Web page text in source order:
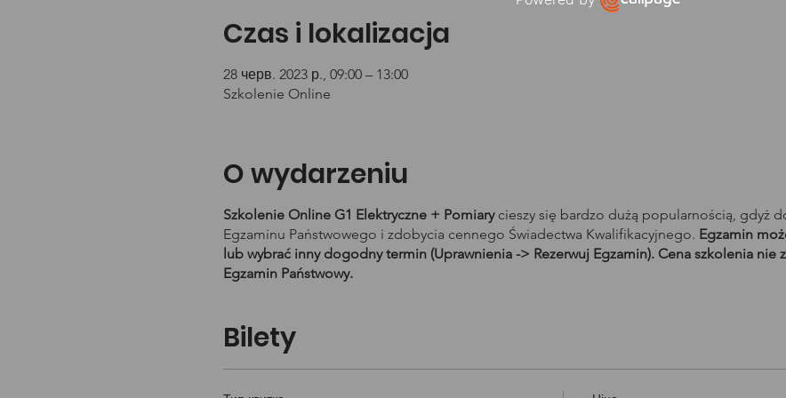
Czas i lokalizacja
28 черв. 2023 р., 09:00 – 13:00
Szkolenie Online
O wydarzeniu
Szkolenie Online G1 Elektryczne + Pomiarycieszy się bardzo dużą popularnością, gdyż
Egzaminu Państwowego i zdobycia cennego Świadectwa Kwalifikacyjnego. Egzamin
lub wybrać inny dogodny termin (Uprawnienia -> Rezerwuj Egzamin). Cena szkolenia nie
Egzamin Państwowy.
Bilety